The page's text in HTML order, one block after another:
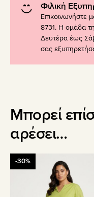
Φιλική
Επικοινωνήστε
8731. Η ομάδα
Δευτέρα έως
σας
Μπορεί
αρέσει…
-30%
Αυτό
το